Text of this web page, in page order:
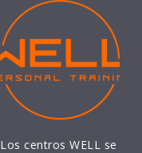
Los centros WELL se